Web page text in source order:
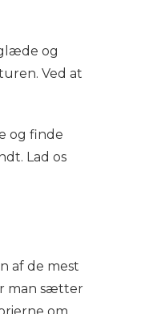
og
Ved at
og finde
Lad os
af de mest
man sætter